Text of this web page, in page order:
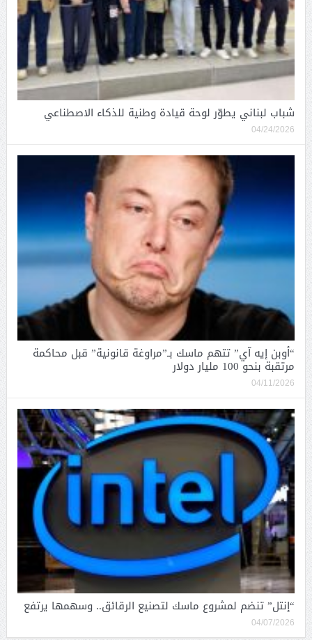
شباب لبناني يطوّر لوحة قيادة وطنية للذكاء الاصطناعي
04/24/2026
“أوبن إيه آي” تتهم ماسك بـ”مراوغة قانونية” قبل محاكمة
مرتقبة بنحو 100 مليار دولار
04/11/2026
“إنتل” تنضم لمشروع ماسك لتصنيع الرقائق.. وسهمها يرتفع
04/07/2026